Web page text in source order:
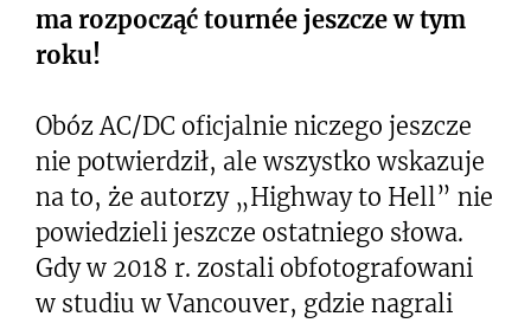
ma rozpocząć tournée jeszcze w tym
roku!
Obóz AC/DC oficjalnie niczego jeszcze
nie potwierdził, ale wszystko wskazuje
na to, że autorzy „Highway to Hell” nie
powiedzieli jeszcze ostatniego słowa.
Gdy w 2018 r. zostali obfotografowani
w studiu w Vancouver, gdzie nagrali